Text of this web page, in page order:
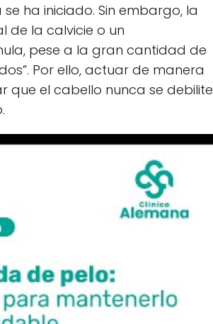
ha iniciado. Sin embargo, la
de la calvicie o un
pese a la gran cantidad de
Por ello, actuar de manera
que el cabello nunca se debilite